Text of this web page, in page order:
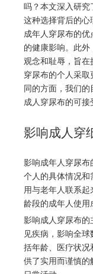
吗？本文深入研
这种选择背后的
成年人穿尿布的
的健康影响。此
观念和耻辱，旨
穿尿布的个人采
同的方面，我们
成人穿尿布的可接
影响成人穿
影响成年人穿尿
个人的具体情况
用与老年人联系
龄段的成年人使用
影响成人穿尿布
见疾病，影响全
括年龄、医疗状
供了实用而谨慎